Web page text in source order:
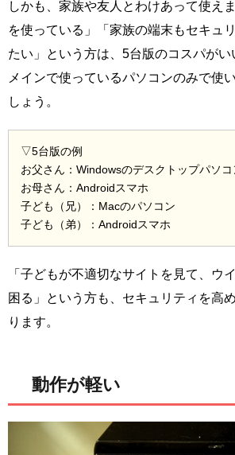
しかも、家族や友人とわけあって使え
を使っている」「家族の端末もセキュ
たい」という方は、5台版のコスパがい
メインで使っているパソコンのみで使
しょう。
▽5台版の例
お父さん：Windowsのデスクトップパソ
お母さん：Androidスマホ
子ども（兄）：Macのパソコン
子ども（弟）：Androidスマホ
「子どもが不適切なサイトを見て、ウ
困る」という方も、セキュリティを高
ります。
動作が軽い